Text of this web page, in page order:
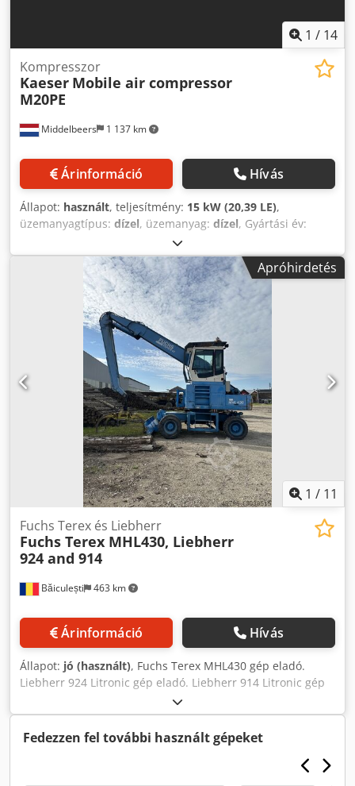
1 / 14
Middelbeers 1 137 km
Kompresszor
Kaeser Mobile air compressor
M20PE
Árinformáció Hívás
Állapot: használt, teljesítmény: 15 kW (20,39 LE),
üzemanyagtípus: dízel, üzemanyag: dízel, Gyártási év:
, Gyártási év: 2023 Felhasználási
terület: Építőipar CE-jelölés: igen Dwedpjxuu Nmjfx Aniea
Ár: kérésre Sorozatszám: WKA0N0500P9093839 Átfolyási
kapacitás: 120 m3/h
Apróhirdetés
1 / 11
Băiculești 463 km
Fuchs Terex és Liebherr
Fuchs Terex MHL430, Liebherr
924 and 914
Árinformáció Hívás
Állapot: jó (használt), Fuchs Terex MHL430 gép eladó.
Liebherr 924 Litronic gép eladó. Liebherr 914 Litronic gép
eladó. Djdpfx Anjpq R Sxjiswa
Fedezzen fel további használt gépeket